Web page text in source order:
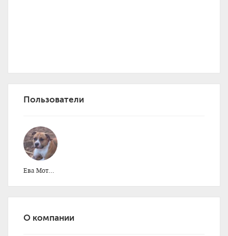
Пользователи
Ева Мотрило
О компании